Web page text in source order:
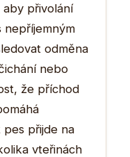
přivolání
nepříjemným
odměna
nebo
že příchod
přijde na
vteřinách